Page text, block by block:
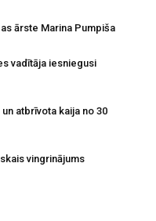
ārste Marina Pumpiša
vadītāja iesniegusi
atbrīvota kaija no 30
vingrinājums